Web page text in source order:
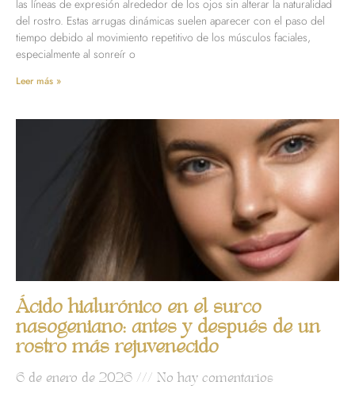
las líneas de expresión alrededor de los ojos sin alterar la naturalidad
del rostro. Estas arrugas dinámicas suelen aparecer con el paso del
tiempo debido al movimiento repetitivo de los músculos faciales,
especialmente al sonreír o
Leer más »
Ácido hialurónico en el surco
nasogeniano: antes y después de un
rostro más rejuvenecido
6 de enero de 2026 No hay comentarios